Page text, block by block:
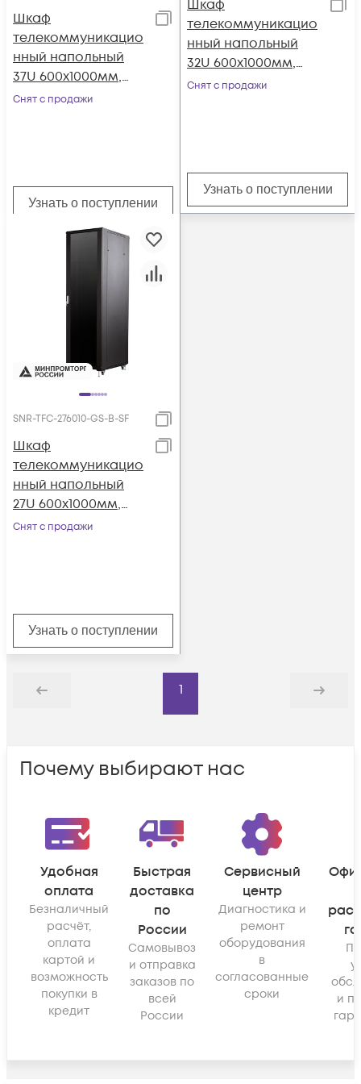
Шкаф
телекоммуникацио
нный напольный
37U 600x1000мм,
серия TFC (SNR-TFC-
Снят с продажи
Узнать о поступлении
Шкаф
телекоммуникацио
нный напольный
32U 600x1000мм,
серия TFC (SNR-TFC-
Снят с продажи
Узнать о поступлении
SNR-TFC-276010-GS-B-SF
Шкаф
телекоммуникацио
нный напольный
27U 600x1000мм,
серия TFC (SNR-TFC-
Снят с продажи
Узнать о поступлении
Назад
1
Дальше
Почему выбирают нас
Удобная
оплата
Безналичный
расчёт,
оплата
картой и
возможность
покупки в
кредит
Быстрая
доставка
по
России
Самовывоз
и отправка
заказов по
всей
России
Сервисный
центр
Диагностика и
ремонт
оборудования
в
согласованные
сроки
и